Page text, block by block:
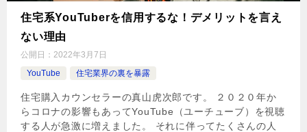
住宅系YouTuberを信用するな！デメリットを言え
ない理由
公開日： 2022年3月7日
YouTube
住宅業界の裏を暴露
住宅購入カウンセラーの真山虎次郎です。 ２０２０年か
らコロナの影響もあってYouTube（ユーチューブ）を視聴
する人が急激に増えました。 それに伴ってたくさんの人